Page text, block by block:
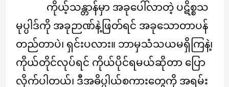
ကိုယ့်သန္တာန်မှာ အခုပေါ်လာတဲ့ ပဋိစ္စသ
မုပ္ပါဒ်ကို အခုဉာဏ်နဲ့ဖြတ်ရင် အခုသောတာပန်
တည်တာပဲ၊ ရှင်းပလား။ ဘာမှသံသယမရှိကြနဲ့၊
ကိုယ်တိုင်လုပ်ရင် ကိုယ်ပိုင်ရမယ်ဆိုတာ ပြော
လိုက်ပါတယ်၊ ဒီအဓိပ္ပါယ်စကားတွေကို အရမ်း